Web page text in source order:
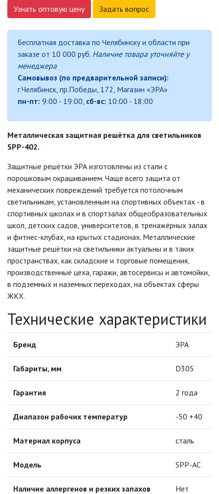
РАСТЕНИЙ (ФИТОСВЕТИЛЬНИКИ)
ЭЛЕКТРОМОНТАЖА
БАКТЕРИЦИДНЫЕ ЛАМПЫ
ДАТЧИКИ ДВИЖЕНИЯ И
ФОТОРЕЛЕ
ДЕКОРАТИВНЫЕ СВЕТИЛЬНИКИ
ИЗОЛЯЦИОННАЯ ЛЕНТА
ИНФРАКРАСНЫЕ ЛАМПЫ
ИСТОЧНИКИ СВЕТА
КАБЕЛЕНЕСУЩИЕ СИСТЕМЫ
КАБЕЛЬ
ЛЕНТЫ СВЕТОДИОДНЫЕ (LED
СВЕТИЛЬНИКИ
МОДУЛЬНЫЕ СИСТЕМЫ
ОСВЕЩЕНИЯ (LED МОДУЛИ)
НАСТОЛЬНЫЕ СВЕТИЛЬНИКИ
НИЗКОВОЛЬТНОЕ
ОБОРУДОВАНИЕ
Узнать оптовую цену Задать вопрос
Бесплатная доставка по Челябинску и области при
заказе от 10 000 руб. Наличие товара уточняйте у
менеджера
Самовывоз (по предварительной записи):
г.Челябинск, пр.Победы, 172, Магазин «ЭРА»
пн-пт: 9:00 - 19:00, сб-вс: 10:00 - 18:00
Металлическая защитная решётка для светильников
SPP-402.
Защитные решётки ЭРА изготовлены из стали с
порошковым окрашиванием. Чаще всего защита от
механических повреждений требуется потолочным
светильникам, установленным на спортивных объектах - в
спортивных школах и в спортзалах общеобразовательных
школ, детских садов, университетов, в тренажёрных залах
и фитнес-клубах, на крытых стадионах. Металлические
защитные решётки на светильники актуальны и в таких
пространствах, как складские и торговые помещения,
производственные цеха, гаражи, автосервисы и автомойки,
в подземных и наземных переходах, на объектах сферы
ЖКХ.
Технические характеристики
Бренд ЭРА
Габариты, мм D305
Гарантия 2 года
Диапазон рабочих температур -50 +40
Материал корпуса сталь
Модель SPP-AC
Наличие аллергенов и резких запахов Нет